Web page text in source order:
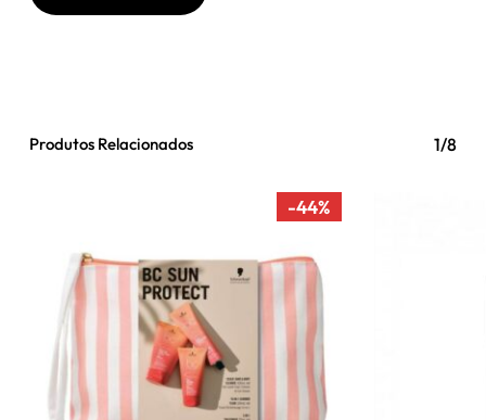
Produtos Relacionados 1/8
-44%